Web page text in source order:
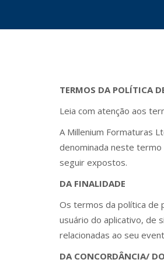
TERMOS DA POLÍTICA
Leia com atenção aos
A Millenium Formaturas
denominada neste termo
seguir expostos.
DA FINALIDADE
Os termos da política de
usuário do aplicativo, de
relacionadas ao seu
DA CONCORDÂNCIA/